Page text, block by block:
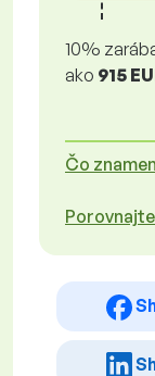
10%
ako 915
Čo